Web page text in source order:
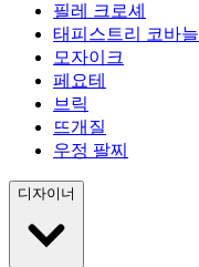
필레 크로셰
태피스트리 코바늘
모자이크
페요테
브릭
뜨개질
우정 팔찌
디자이너